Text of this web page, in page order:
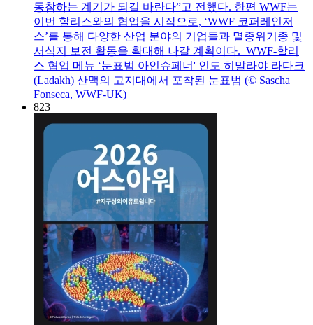
동참하는 계기가 되길 바란다”고 전했다. 한편 WWF는
이번 할리스와의 협업을 시작으로, ‘WWF 코퍼레인저
스’를 통해 다양한 산업 분야의 기업들과 멸종위기종 및
서식지 보전 활동을 확대해 나갈 계획이다. WWF-할리
스 협업 메뉴 ‘눈표범 아인슈페너' 인도 히말라야 라다크
(Ladakh) 산맥의 고지대에서 포착된 눈표범 (© Sascha
Fonseca, WWF-UK)
823